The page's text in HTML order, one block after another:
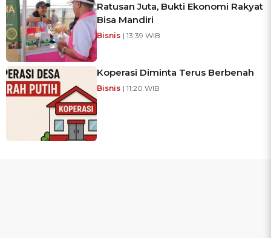
Ratusan Juta, Bukti Ekonomi Rakyat
Bisa Mandiri
Bisnis | 13:39 WIB
Koperasi Diminta Terus Berbenah
Bisnis | 11:20 WIB